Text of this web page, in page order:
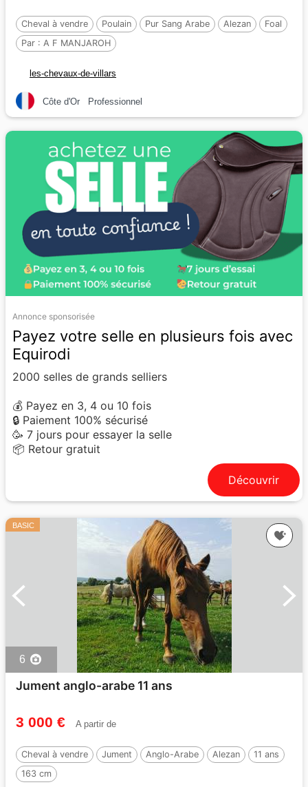
Cheval à vendre Poulain Pur Sang Arabe Alezan
Foal
Par : A F MANJAROH
les-chevaux-de-villars
Côte d'Or Professionnel
Annonce sponsorisée
Payez votre selle en plusieurs fois avec
Equirodi
2000 selles de grands selliers
💰 Payez en 3, 4 ou 10 fois
🔒 Paiement 100% sécurisé
🥳 7 jours pour essayer la selle
📦 Retour gratuit
Découvrir
BASIC
6
Jument anglo-arabe 11 ans
3 000 € A partir de
Cheval à vendre Jument Anglo-Arabe Alezan
11 ans
163 cm